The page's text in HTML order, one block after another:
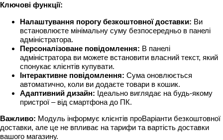
Ключові функції:
Налаштування порогу безкоштовної доставки: Ви
встановлюєте мінімальну суму безпосередньо в панелі
адміністратора.
Персоналізоване повідомлення: В панелі
адміністратора ви можете встановити власний текст, який
спонукає клієнтів купувати.
Інтерактивне повідомлення: Сума оновлюється
автоматично, коли ви додаєте товари в кошик.
Адаптивний дизайн: Ідеально виглядає на будь-якому
пристрої – від смартфона до ПК.
Важливо: Модуль інформує клієнтів проВаріанти безкоштовної
доставки, але це не впливає на тарифи та вартість доставки
вашого магазину.